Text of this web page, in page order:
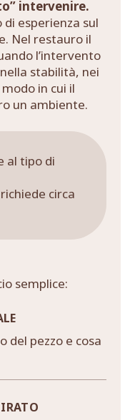
intervenire.
esperienza sul
Nel restauro il
l’intervento
stabilità, nei
in cui il
un ambiente.
al tipo di
circa
semplice:
del pezzo e cosa